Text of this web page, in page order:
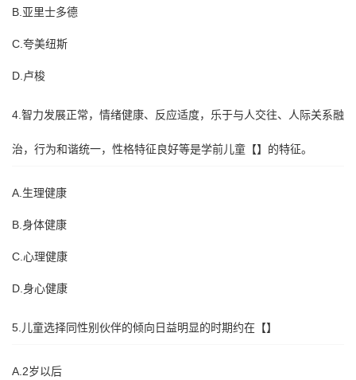
B.亚里士多德
C.夸美纽斯
D.卢梭
4.智力发展正常，情绪健康、反应适度，乐于与人交往、人际关系融
治，行为和谐统一，性格特征良好等是学前儿童【】的特征。
A.生理健康
B.身体健康
C.心理健康
D.身心健康
5.儿童选择同性别伙伴的倾向日益明显的时期约在【】
A.2岁以后